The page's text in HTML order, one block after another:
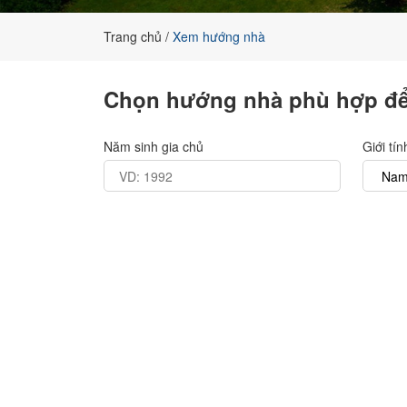
đất
nền
Trang chủ Xem hướng nhà
Chọn hướng nhà phù hợp
Năm sinh gia chủ Giới